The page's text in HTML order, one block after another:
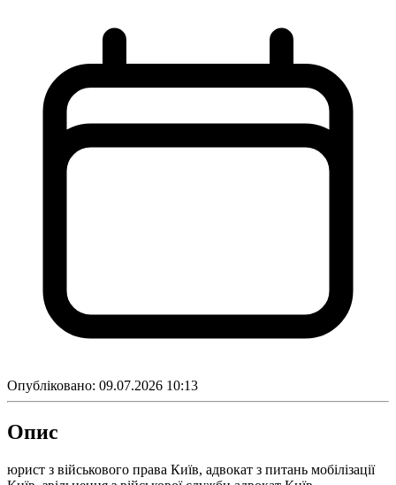
Опубліковано: 09.07.2026 10:13
Опис
юрист з військового права Київ, адвокат з питань мобілізації